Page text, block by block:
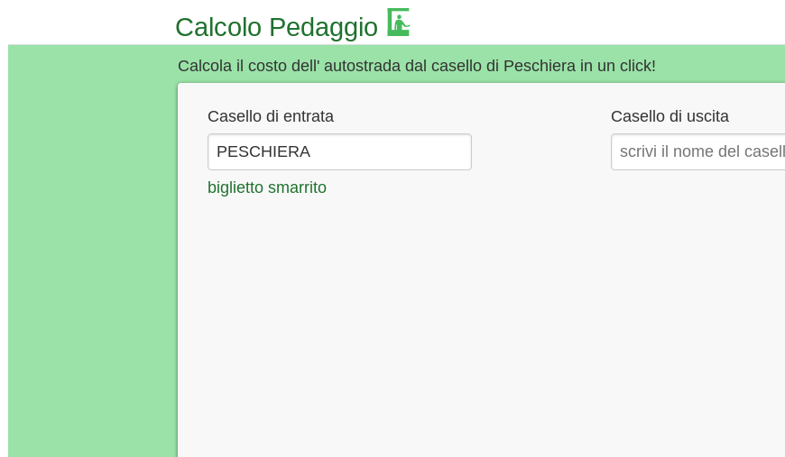
Calcolo Pedaggio
Calcola il costo dell' autostrada dal casello di Peschiera in un click!
Casello di entrata
biglietto smarrito
Casello di uscita